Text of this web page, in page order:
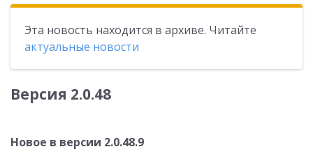
Эта новость находится в архиве. Читайте
актуальные новости
Версия 2.0.48
Новое в версии 2.0.48.9